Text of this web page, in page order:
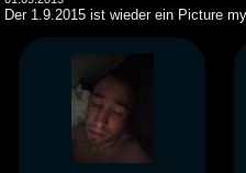
Der 1.9.2015 ist wieder ein Picture